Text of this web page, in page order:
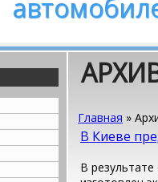
Главная »
В Киеве
В